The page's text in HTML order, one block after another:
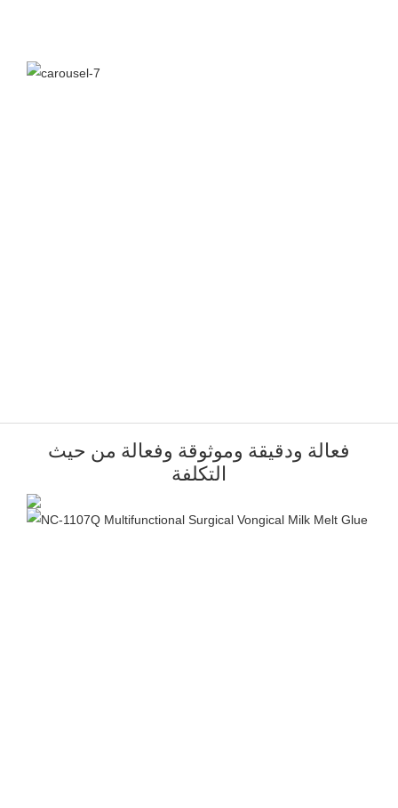
فعالة ودقيقة وموثوقة وفعالة من حيث
التكلفة